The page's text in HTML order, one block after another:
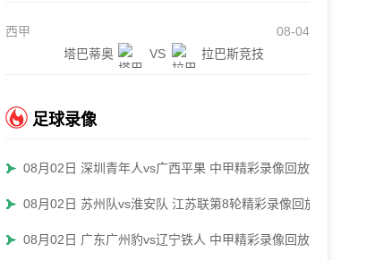
西甲
08-04
塔巴蒂奥
VS 拉巴斯竞技
足球录像
08月02日 深圳青年人vs广西平果 中甲精彩录像回放
08月02日 苏州队vs淮安队 江苏联第8轮精彩录像回放
08月02日 广东广州豹vs辽宁铁人 中甲精彩录像回放